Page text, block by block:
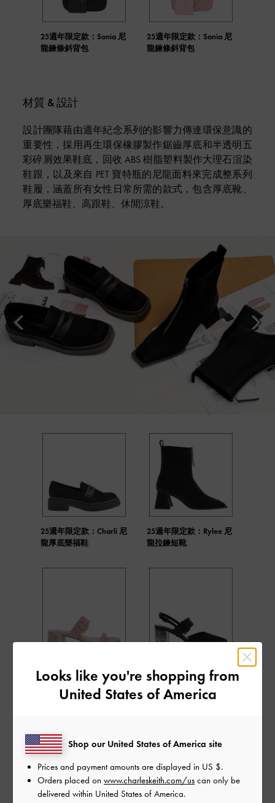
25週年限定款：Sonia 尼
龍鍊條斜背包
25週年限定款：Sonia 尼
龍鍊條斜背包
材質 & 設計
設計團隊藉由週年紀念系列的影響力傳達環保意識的
重要性，採用再生環保橡膠製作鋸齒厚底和半透明五
彩碎屑效果鞋底，回收 ABS 樹脂塑料製作大理石渲染
鞋跟，以及來自 PET 寶特瓶的尼龍面料來完成整系列
鞋履，涵蓋所有女性日常所需的款式，包含厚底靴、
厚底樂福鞋、高跟鞋、休閒涼鞋。
25週年限定款：Charli 尼
龍厚底樂福鞋
25週年限定款：Rylee 尼
龍拉鍊短靴
渲染粗跟拖鞋
渲染粗跟鞋
於打造符合時尚前沿的鞋履，週年系列也不
例外。重要的是，這些作品能輕鬆融入所有
女性的穿衣風格。」
CHARLES & KEITH 設計總監 Fredie Stevens
Looks like you're shopping from
United States of America
Shop our United States of America site
Prices and payment amounts are displayed in US $.
Orders placed on www.charleskeith.com/us can only be
delivered within United States of America.